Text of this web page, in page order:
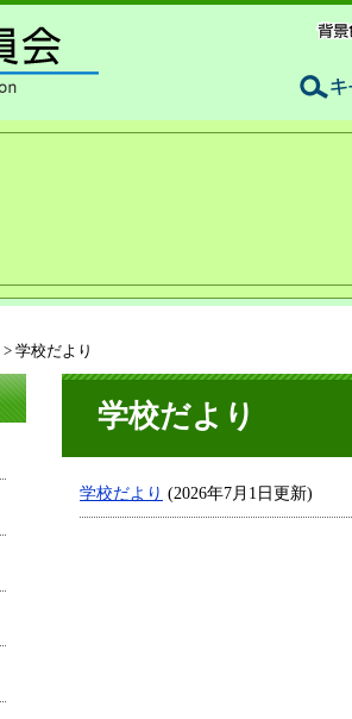
> 学校だより
学校だより
学校だより (2026年7月1日更新)